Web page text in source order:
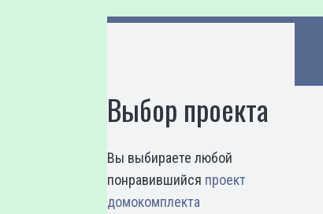
Выбор проекта
Вы выбираете любой
понравившийся проект
домокомплекта